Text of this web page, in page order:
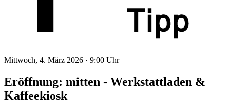
Mittwoch, 4. März 2026 · 9:00 Uhr
Eröffnung: mitten - Werkstattladen &
Kaffeekiosk